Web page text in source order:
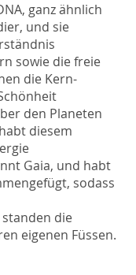
ganz ähnlich
und sie
sowie die freie
die Kern-
den Planeten
diesem
Gaia, und habt
sodass
die
eigenen Füssen.